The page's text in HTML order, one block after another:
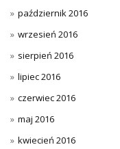
październik 2016
wrzesień 2016
sierpień 2016
lipiec 2016
czerwiec 2016
maj 2016
kwiecień 2016